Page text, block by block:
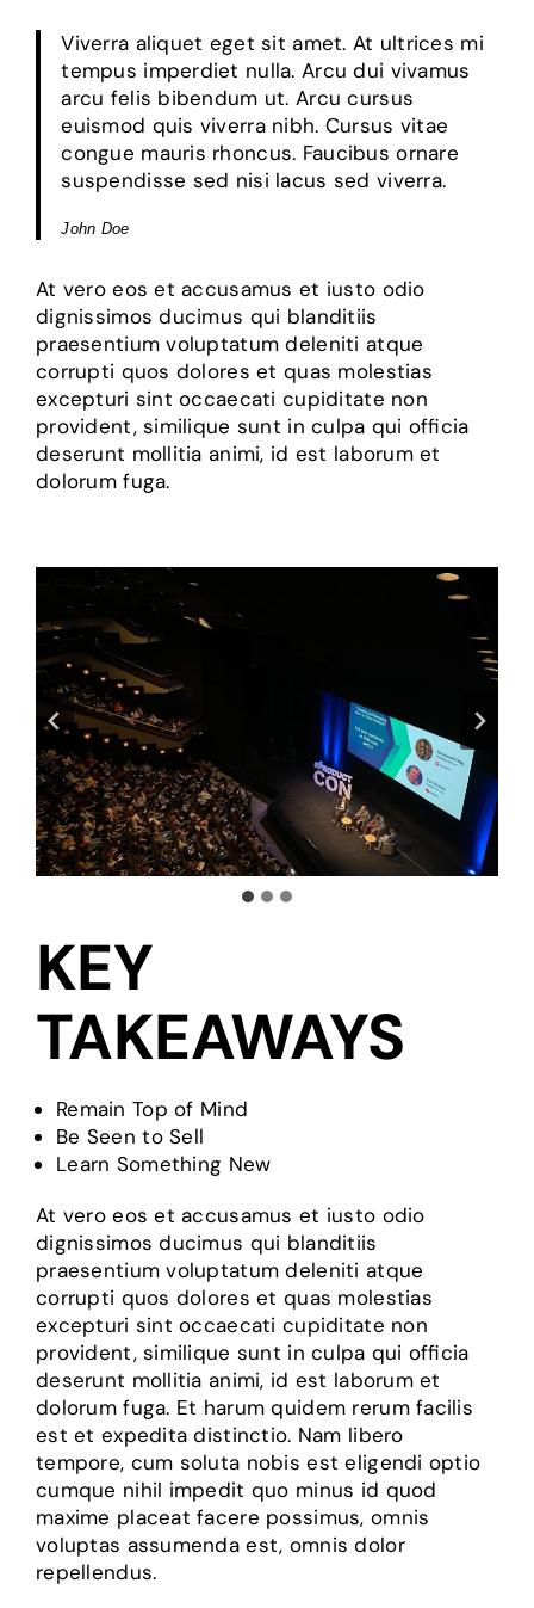
Viverra aliquet eget sit amet. At ultrices mi
tempus imperdiet nulla. Arcu dui vivamus
arcu felis bibendum ut. Arcu cursus
euismod quis viverra nibh. Cursus vitae
congue mauris rhoncus. Faucibus ornare
suspendisse sed nisi lacus sed viverra.
John Doe
At vero eos et accusamus et iusto odio
dignissimos ducimus qui blanditiis
praesentium voluptatum deleniti atque
corrupti quos dolores et quas molestias
excepturi sint occaecati cupiditate non
provident, similique sunt in culpa qui officia
deserunt mollitia animi, id est laborum et
dolorum fuga.
KEY
TAKEAWAYS
Remain Top of Mind
Be Seen to Sell
Learn Something New
At vero eos et accusamus et iusto odio
dignissimos ducimus qui blanditiis
praesentium voluptatum deleniti atque
corrupti quos dolores et quas molestias
excepturi sint occaecati cupiditate non
provident, similique sunt in culpa qui officia
deserunt mollitia animi, id est laborum et
dolorum fuga. Et harum quidem rerum facilis
est et expedita distinctio. Nam libero
tempore, cum soluta nobis est eligendi optio
cumque nihil impedit quo minus id quod
maxime placeat facere possimus, omnis
voluptas assumenda est, omnis dolor
repellendus.